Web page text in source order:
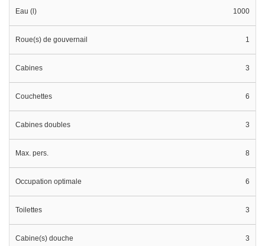
Eau (l) 1000
Roue(s) de gouvernail 1
Cabines 3
Couchettes 6
Cabines doubles 3
Max. pers. 8
Occupation optimale 6
Toilettes 3
Cabine(s) douche 3